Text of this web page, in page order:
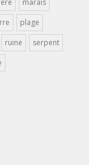
marais
plage
ruine
serpent